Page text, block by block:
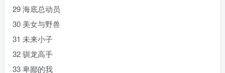
29 海底总动员
30 美女与野兽
31 未来小子
32 驯龙高手
33 卑鄙的我